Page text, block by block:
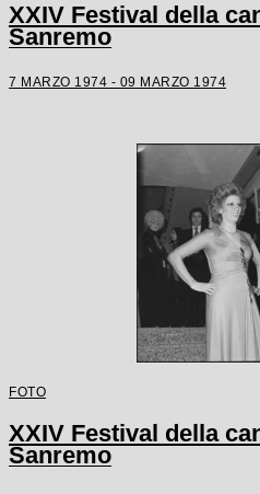
XXIV Festival della
Sanremo
7 MARZO 1974 - 09 MARZO 1974
FOTO
XXIV Festival della
Sanremo